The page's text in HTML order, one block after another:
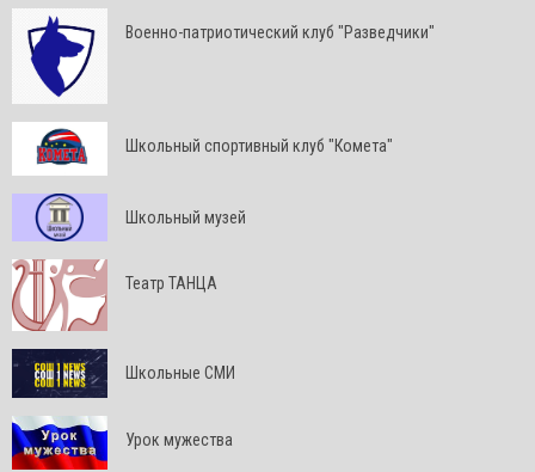
Военно-патриотический клуб "Разведчики"
Школьный спортивный клуб "Комета"
Школьный музей
Театр ТАНЦА
Школьные СМИ
Урок мужества